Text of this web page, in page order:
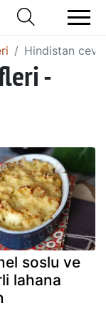
Hindistan
-
soslu ve
lahana